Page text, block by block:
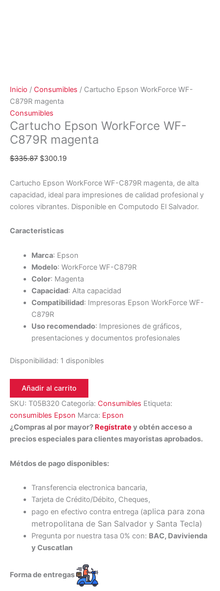
Inicio / Consumibles / Cartucho Epson WorkForce WF-
C879R magenta
Consumibles
Cartucho Epson WorkForce WF-
C879R magenta
$335.87 $300.19
Cartucho Epson WorkForce WF-C879R magenta, de alta
capacidad, ideal para impresiones de calidad profesional y
colores vibrantes. Disponible en Computodo El Salvador.
Caracteristicas
Marca: Epson
Modelo: WorkForce WF-C879R
Color: Magenta
Capacidad: Alta capacidad
Compatibilidad: Impresoras Epson WorkForce WF-
C879R
Uso recomendado: Impresiones de gráficos,
presentaciones y documentos profesionales
Disponibilidad: 1 disponibles
Añadir al carrito
SKU: T05B320 Categoría: Consumibles Etiqueta:
consumibles Epson Marca: Epson
¿Compras al por mayor? Regístrate y obtén acceso a
precios especiales para clientes mayoristas aprobados.
Métdos de pago disponibles:
Transferencia electronica bancaria,
Tarjeta de Crédito/Débito, Cheques,
pago en efectivo contra entrega (aplica para zona
metropolitana de San Salvador y Santa Tecla)
Pregunta por nuestra tasa 0% con: BAC, Davivienda
y Cuscatlan
Forma de entregas